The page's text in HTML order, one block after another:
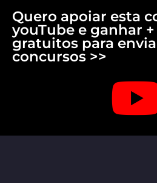
Quero apoiar esta
youTube e ganhar
gratuitos para
concursos >>